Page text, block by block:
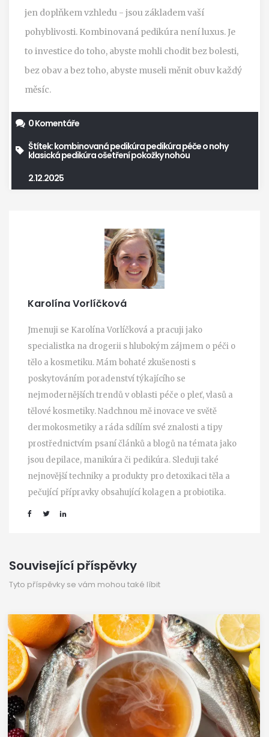
jen doplňkem vzhledu - jsou základem vaší
pohyblivosti. Kombinovaná pedikúra není luxus. Je
to investice do toho, abyste mohli chodit bez bolesti,
bez obav a bez toho, abyste museli měnit obuv každý
měsíc.
0 Komentáře
Štítek:kombinovaná pedikúrapedikúrapéče o nohy
klasická pedikúraošetření pokožky nohou
2.12.2025
Karolína Vorlíčková
Jmenuji se Karolína Vorlíčková a pracuji jako
specialistka na drogerii s hlubokým zájmem o péči o
tělo a kosmetiku. Mám bohaté zkušenosti s
poskytováním poradenství týkajícího se
nejmodernějších trendů v oblasti péče o pleť, vlasů a
tělové kosmetiky. Nadchnou mě inovace ve světě
dermokosmetiky a ráda sdílím své znalosti a tipy
prostřednictvím psaní článků a blogů na témata jako
jsou depilace, manikúra či pedikúra. Sleduji také
nejnovější techniky a produkty pro detoxikaci těla a
pečující přípravky obsahující kolagen a probiotika.
Související příspěvky
Tyto příspěvky se vám mohou také líbit